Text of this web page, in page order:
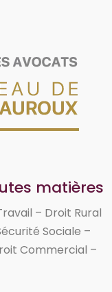
matières
– Droit Rural
Sociale –
Commercial –